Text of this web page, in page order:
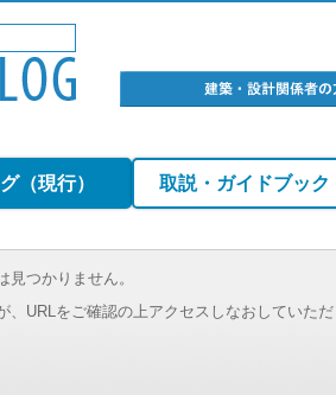
（現行） 取説・ガイドブック
見つかりません。
、URLをご確認の上アクセスしなおしていた